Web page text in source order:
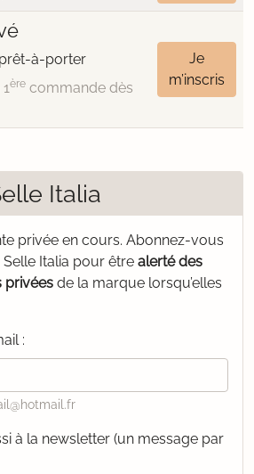
à-porter
èrecommande dès
Je
m’inscris
Italia
privée en cours. Abonnez-vous
Italia pour être alerté des
privées de la marque lorsqu’elles
:
à la newsletter (un message par